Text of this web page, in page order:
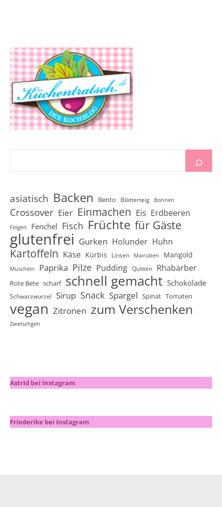
asiatisch Backen Bento Blätterteig Bohnen
Crossover Eier Einmachen Eis Erdbeeren
Feigen Fenchel Fisch Früchte für Gäste
glutenfrei Gurken Holunder Huhn
Kartoffeln Käse Kürbis Linsen Mairüben Mangold
Muscheln Paprika Pilze Pudding Quitten Rhabarber
Rote Bete scharf schnell gemacht Schokolade
Schwarzwurzel Sirup Snack Spargel Spinat Tomaten
vegan Zitronen zum Verschenken
Zwetschgen
Astrid bei Instagram
Friederike bei Instagram